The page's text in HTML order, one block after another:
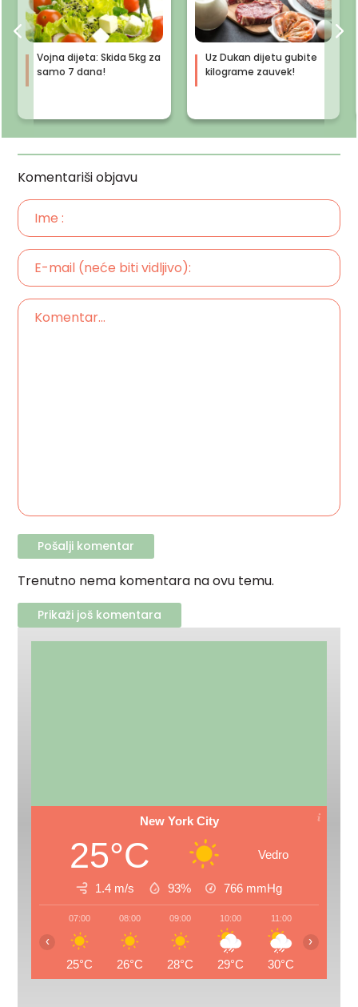
Vojna dijeta: Skida 5kg za
samo 7 dana!
Uz Dukan dijetu gubite
kilograme zauvek!
Komentariši objavu
Trenutno nema komentara na ovu temu.
Prikaži još komentara
New York City
25°C Vedro
1.4 m/s 93% 766 mmHg
07:00
25°C
08:00
26°C
09:00
28°C
10:00
29°C
11:00
30°C
‹ ›